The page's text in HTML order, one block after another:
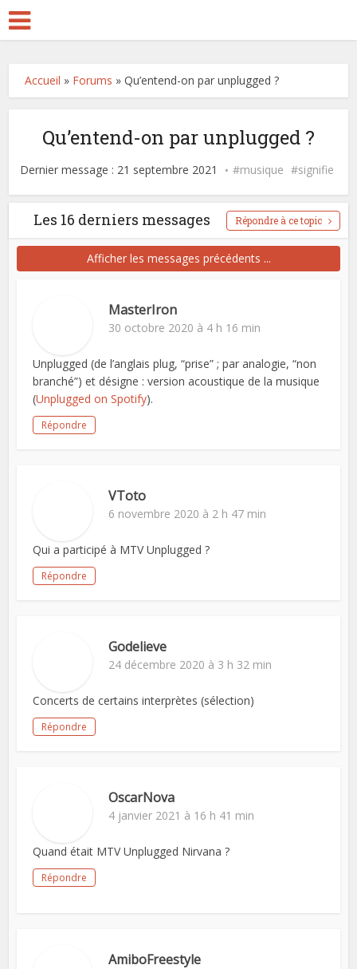
Accueil » Forums »Qu’entend-on par unplugged ?
Qu’entend-on par unplugged ?
Dernier message : 21 septembre 2021 musique signifie
Les 16 derniers messages Répondre à ce topic
Afficher les messages précédents ...
MasterIron
30 octobre 2020 à 4 h 16 min
Unplugged (de l’anglais plug, “prise” ; par analogie, “non
branché”) et désigne : version acoustique de la musique
(Unplugged on Spotify).
Répondre
VToto
6 novembre 2020 à 2 h 47 min
Qui a participé à MTV Unplugged ?
Répondre
Godelieve
24 décembre 2020 à 3 h 32 min
Concerts de certains interprètes (sélection)
Répondre
OscarNova
4 janvier 2021 à 16 h 41 min
Quand était MTV Unplugged Nirvana ?
Répondre
AmiboFreestyle